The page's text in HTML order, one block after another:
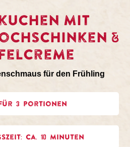
mit
&
für den Frühling
für 3 Portionen
ca. 10 Minuten